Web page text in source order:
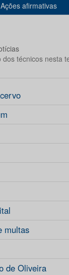
Ações afirmativas
dos técnicos nesta
multas
de Oliveira